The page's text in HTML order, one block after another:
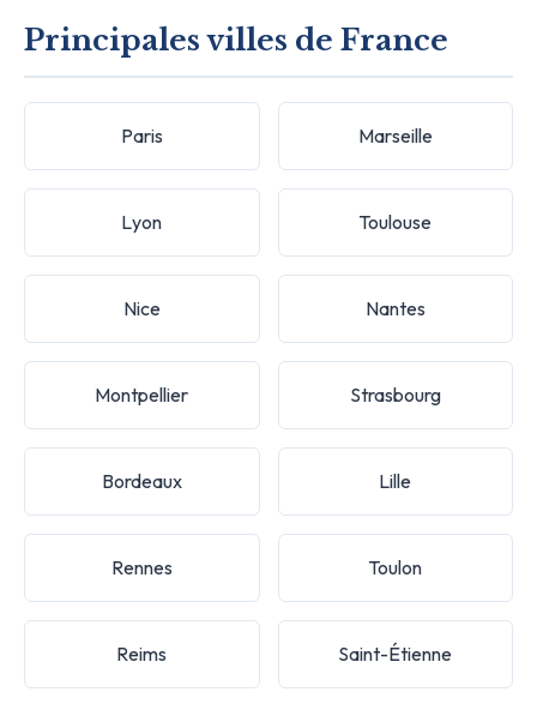
Principales villes de France
Paris Marseille
Lyon Toulouse
Nice Nantes
Montpellier Strasbourg
Bordeaux Lille
Rennes Toulon
Reims Saint-Étienne